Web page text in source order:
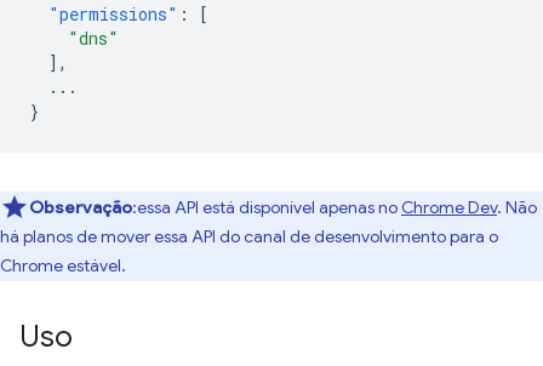
"permissions" :
[
"dns"
],
...
}
Observação:essa API está disponível apenas no Chrome Dev. Não
há planos de mover essa API do canal de desenvolvimento para o
Chrome estável.
Uso